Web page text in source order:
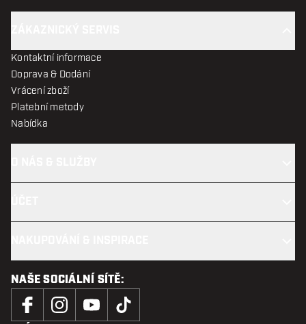
Kontaktní informace
Doprava & Dodání
Vrácení zboží
Platební metody
Nabídka
NAŠE SOCIÁLNÍ SÍTĚ: